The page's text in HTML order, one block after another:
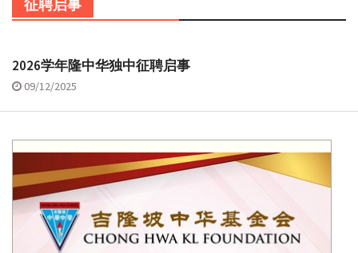
征聘启事
2026学年隆中华独中征聘启事
09/12/2025